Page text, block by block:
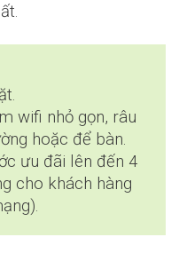
wifi nhỏ gọn, râu
hoặc để bàn.
ưu đãi lên đến 4
cho khách hàng